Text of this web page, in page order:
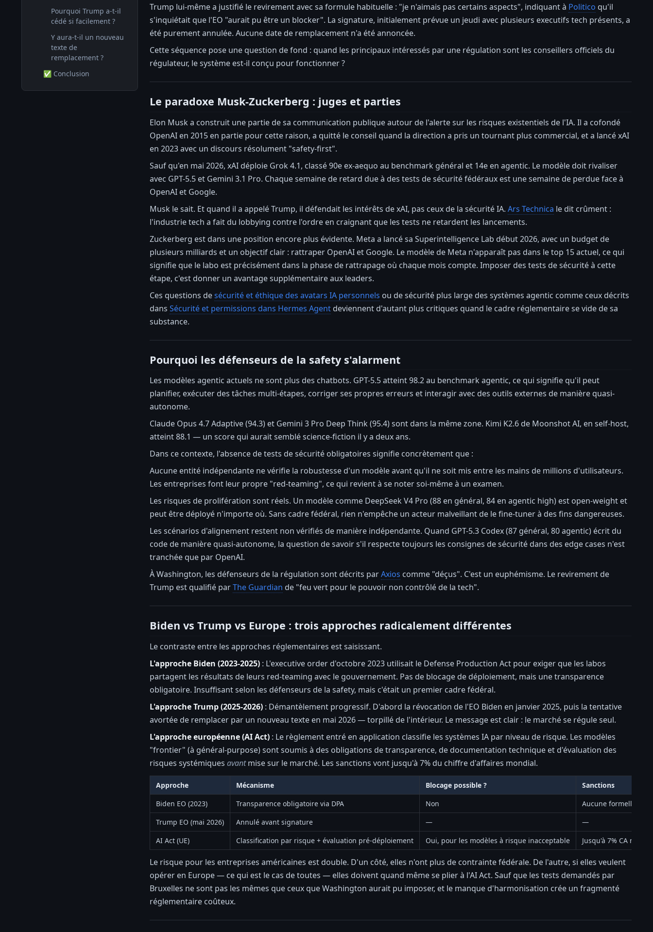
Pourquoi Trump a-t-il
cédé si facilement ?
Y aura-t-il un nouveau
texte de
remplacement ?
✅ Conclusion
Trump lui-même a justifié le revirement avec sa formule habituelle : "je n'aimais pas certains aspects", indiquant à Politico qu'il
s'inquiétait que l'EO "aurait pu être un blocker". La signature, initialement prévue un jeudi avec plusieurs executifs tech présents, a
été purement annulée. Aucune date de remplacement n'a été annoncée.
Cette séquence pose une question de fond : quand les principaux intéressés par une régulation sont les conseillers officiels du
régulateur, le système est-il conçu pour fonctionner ?
Le paradoxe Musk-Zuckerberg : juges et parties
Elon Musk a construit une partie de sa communication publique autour de l'alerte sur les risques existentiels de l'IA. Il a cofondé
OpenAI en 2015 en partie pour cette raison, a quitté le conseil quand la direction a pris un tournant plus commercial, et a lancé xAI
en 2023 avec un discours résolument "safety-first".
Sauf qu'en mai 2026, xAI déploie Grok 4.1, classé 90e ex-aequo au benchmark général et 14e en agentic. Le modèle doit rivaliser
avec GPT-5.5 et Gemini 3.1 Pro. Chaque semaine de retard due à des tests de sécurité fédéraux est une semaine de perdue face à
OpenAI et Google.
Musk le sait. Et quand il a appelé Trump, il défendait les intérêts de xAI, pas ceux de la sécurité IA. Ars Technica le dit crûment :
l'industrie tech a fait du lobbying contre l'ordre en craignant que les tests ne retardent les lancements.
Zuckerberg est dans une position encore plus évidente. Meta a lancé sa Superintelligence Lab début 2026, avec un budget de
plusieurs milliards et un objectif clair : rattraper OpenAI et Google. Le modèle de Meta n'apparaît pas dans le top 15 actuel, ce qui
signifie que le labo est précisément dans la phase de rattrapage où chaque mois compte. Imposer des tests de sécurité à cette
étape, c'est donner un avantage supplémentaire aux leaders.
Ces questions desécurité et éthique des avatars IA personnels ou de sécurité plus large des systèmes agentic comme ceux décrits
dans Sécurité et permissions dans Hermes Agent deviennent d'autant plus critiques quand le cadre réglementaire se vide de sa
substance.
Pourquoi les défenseurs de la safety s'alarment
Les modèles agentic actuels ne sont plus des chatbots. GPT-5.5 atteint 98.2 au benchmark agentic, ce qui signifie qu'il peut
planifier, exécuter des tâches multi-étapes, corriger ses propres erreurs et interagir avec des outils externes de manière quasi-
autonome.
Claude Opus 4.7 Adaptive (94.3) et Gemini 3 Pro Deep Think (95.4) sont dans la même zone. Kimi K2.6 de Moonshot AI, en self-host,
atteint 88.1 — un score qui aurait semblé science-fiction il y a deux ans.
Dans ce contexte, l'absence de tests de sécurité obligatoires signifie concrètement que :
Aucune entité indépendante ne vérifie la robustesse d'un modèle avant qu'il ne soit mis entre les mains de millions d'utilisateurs.
Les entreprises font leur propre "red-teaming", ce qui revient à se noter soi-même à un examen.
Les risques de prolifération sont réels. Un modèle comme DeepSeek V4 Pro (88 en général, 84 en agentic high) est open-weight et
peut être déployé n'importe où. Sans cadre fédéral, rien n'empêche un acteur malveillant de le fine-tuner à des fins dangereuses.
Les scénarios d'alignement restent non vérifiés de manière indépendante. Quand GPT-5.3 Codex (87 général, 80 agentic) écrit du
code de manière quasi-autonome, la question de savoir s'il respecte toujours les consignes de sécurité dans des edge cases n'est
tranchée que par OpenAI.
À Washington, les défenseurs de la régulation sont décrits parAxios comme "déçus". C'est un euphémisme. Le revirement de
Trump est qualifié parThe Guardian de "feu vert pour le pouvoir non contrôlé de la tech".
Biden vs Trump vs Europe : trois approches radicalement différentes
Le contraste entre les approches réglementaires est saisissant.
L'approche Biden (2023-2025) : L'executive order d'octobre 2023 utilisait le Defense Production Act pour exiger que les labos
partagent les résultats de leurs red-teaming avec le gouvernement. Pas de blocage de déploiement, mais une transparence
obligatoire. Insuffisant selon les défenseurs de la safety, mais c'était un premier cadre fédéral.
L'approche Trump (2025-2026) : Démantèlement progressif. D'abord la révocation de l'EO Biden en janvier 2025, puis la tentative
avortée de remplacer par un nouveau texte en mai 2026 — torpillé de l'intérieur. Le message est clair : le marché se régule seul.
L'approche européenne (AI Act) : Le règlement entré en application classifie les systèmes IA par niveau de risque. Les modèles
"frontier" (à général-purpose) sont soumis à des obligations de transparence, de documentation technique et d'évaluation des
risques systémiques avantmise sur le marché. Les sanctions vont jusqu'à 7% du chiffre d'affaires mondial.
Approche Mécanisme Blocage possible ?
Sanctions
Biden EO (2023)
Transparence obligatoire via DPA Non
Aucune formelle
Trump EO (mai 2026)
Annulé avant signature —
—
AI Act (UE)
Classification par risque + évaluation pré-déploiement Oui, pour les modèles à risque inacceptable Jusqu'à 7% CA
Le risque pour les entreprises américaines est double. D'un côté, elles n'ont plus de contrainte fédérale. De l'autre, si elles veulent
opérer en Europe — ce qui est le cas de toutes — elles doivent quand même se plier à l'AI Act. Sauf que les tests demandés par
Bruxelles ne sont pas les mêmes que ceux que Washington aurait pu imposer, et le manque d'harmonisation crée un fragmenté
réglementaire coûteux.